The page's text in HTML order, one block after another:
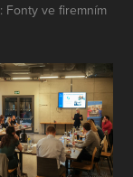
: Fonty ve firemním